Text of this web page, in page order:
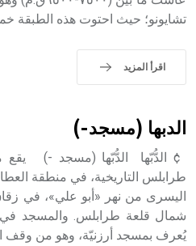
حيث تقتصر القيمة الصوتية للعلامة
تشايونو؛ حيث احتوت هذه الطبقة
اقرأ المزيد
الدبها (مسجد-)
¢ الدُّبّها الدُّبّها (مسجد -)
طرابلس التاريخية، في منطقة
اليسرى من نهر «أبو علي»، في
شمال قلعة طرابلس. والمسجد في
يُعرف بمسجد أرزنيّة، وهو من وقف